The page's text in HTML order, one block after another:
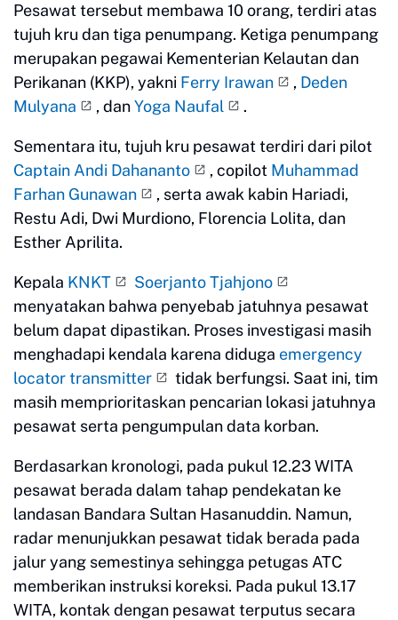
Pesawat tersebut membawa 10 orang, terdiri atas
tujuh kru dan tiga penumpang. Ketiga penumpang
merupakan pegawai Kementerian Kelautan dan
Perikanan (KKP), yakni Ferry Irawan , Deden
Mulyana
, danYoga Naufal .
Sementara itu, tujuh kru pesawat terdiri dari pilot
Captain Andi Dahananto
, copilot Muhammad
Farhan Gunawan
, serta awak kabin Hariadi,
Restu Adi, Dwi Murdiono, Florencia Lolita, dan
Esther Aprilita.
Kepala KNKT
Soerjanto Tjahjono
menyatakan bahwa penyebab jatuhnya pesawat
belum dapat dipastikan. Proses investigasi masih
menghadapi kendala karena diduga emergency
locator transmitter
tidak berfungsi. Saat ini, tim
masih memprioritaskan pencarian lokasi jatuhnya
pesawat serta pengumpulan data korban.
Berdasarkan kronologi, pada pukul 12.23 WITA
pesawat berada dalam tahap pendekatan ke
landasan Bandara Sultan Hasanuddin. Namun,
radar menunjukkan pesawat tidak berada pada
jalur yang semestinya sehingga petugas ATC
memberikan instruksi koreksi. Pada pukul 13.17
WITA, kontak dengan pesawat terputus secara